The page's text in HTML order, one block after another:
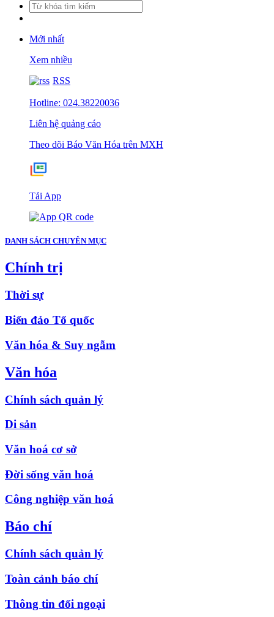
Mới nhất
Xem nhiều
RSS
Hotline: 024.38220036
Liên hệ quảng cáo
Theo dõi Báo Văn Hóa trên MXH
Tải App
DANH SÁCH CHUYÊN MỤC
Chính trị
Thời sự
Biển đảo Tổ quốc
Văn hóa & Suy ngẫm
Văn hóa
Chính sách quản lý
Di sản
Văn hoá cơ sở
Đời sống văn hoá
Công nghiệp văn hoá
Báo chí
Chính sách quản lý
Toàn cảnh báo chí
Thông tin đối ngoại